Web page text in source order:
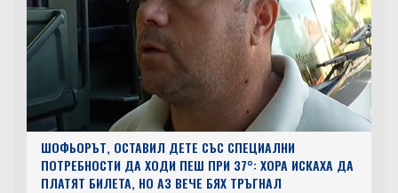
ШОФЬОРЪТ, ОСТАВИЛ ДЕТЕ СЪС СПЕЦИАЛНИ
ПОТРЕБНОСТИ ДА ХОДИ ПЕШ ПРИ 37°: ХОРА ИСКАХА ДА
ПЛАТЯТ БИЛЕТА, НО АЗ ВЕЧЕ БЯХ ТРЪГНАЛ